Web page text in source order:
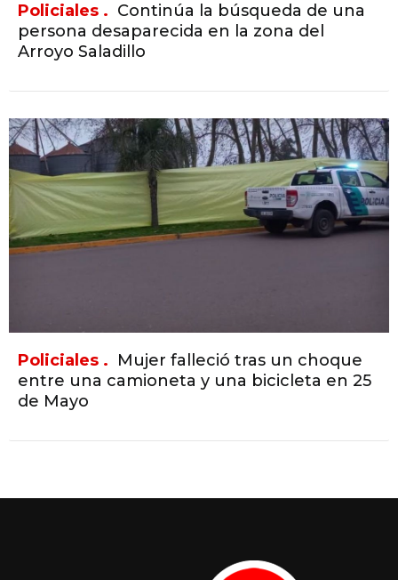
Policiales . Continúa la búsqueda de una
persona desaparecida en la zona del
Arroyo Saladillo
Policiales . Mujer falleció tras un choque
entre una camioneta y una bicicleta en 25
de Mayo